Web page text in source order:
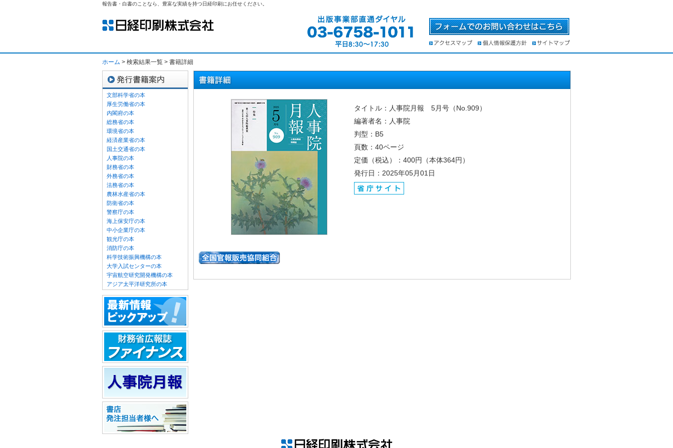
報告書・白書のことなら、豊富な実績を持つ日経印刷にお任せください。
ホーム > 検索結果一覧 > 書籍詳細
文部科学省の本
厚生労働省の本
内閣府の本
総務省の本
環境省の本
経済産業省の本
国土交通省の本
人事院の本
財務省の本
外務省の本
法務省の本
農林水産省の本
防衛省の本
警察庁の本
海上保安庁の本
中小企業庁の本
観光庁の本
消防庁の本
科学技術振興機構の本
大学入試センターの本
宇宙航空研究開発機構の本
アジア太平洋研究所の本
タイトル：人事院月報 5月号（No.909）
編著者名：人事院
判型：B5
頁数：40ページ
定価（税込）：400円（本体364円）
発行日：2025年05月01日